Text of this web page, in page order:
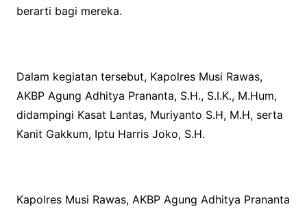
berarti bagi mereka.
Dalam kegiatan tersebut, Kapolres Musi Rawas,
AKBP Agung Adhitya Prananta, S.H., S.I.K., M.Hum,
didampingi Kasat Lantas, Muriyanto S.H, M.H, serta
Kanit Gakkum, Iptu Harris Joko, S.H.
Kapolres Musi Rawas, AKBP Agung Adhitya Prananta